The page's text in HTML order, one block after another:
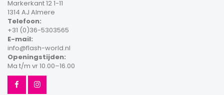
Markerkant 12 1-11
1314 AJ Almere
Telefoon:
+31 (0)36-5303565
E-mail:
info@flash-world.nl
Openingstijden:
Ma t/m vr 10.00–16.00